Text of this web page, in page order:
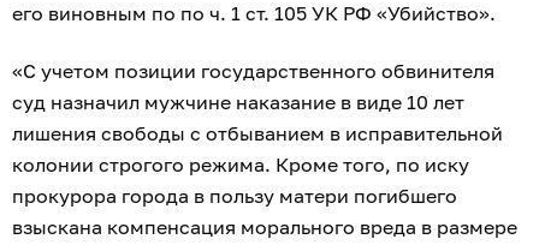
его виновным по по ч. 1 ст. 105 УК РФ «Убийство».
«С учетом позиции государственного обвинителя
суд назначил мужчине наказание в виде 10 лет
лишения свободы с отбыванием в исправительной
колонии строгого режима. Кроме того, по иску
прокурора города в пользу матери погибшего
взыскана компенсация морального вреда в размере